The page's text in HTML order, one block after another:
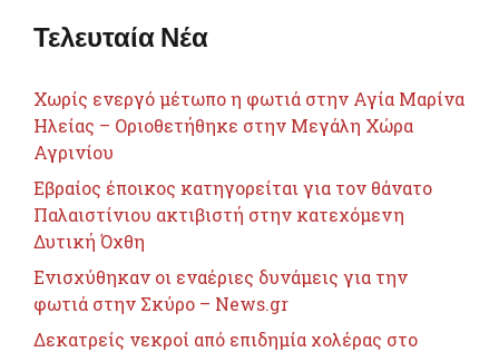
Τελευταία Νέα
Χωρίς ενεργό μέτωπο η φωτιά στην Αγία Μαρίνα
Ηλείας – Οριοθετήθηκε στην Μεγάλη Χώρα
Αγρινίου
Εβραίος έποικος κατηγορείται για τον θάνατο
Παλαιστίνιου ακτιβιστή στην κατεχόμενη
Δυτική Όχθη
Ενισχύθηκαν οι εναέριες δυνάμεις για την
φωτιά στην Σκύρο – News.gr
Δεκατρείς νεκροί από επιδημία χολέρας στο